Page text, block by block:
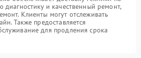
диагностику и качественный ремонт,
Клиенты могут отслеживать
Также предоставляется
для продления срока